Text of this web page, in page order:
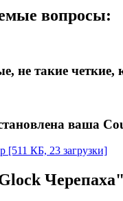
вопросы:
не такие четкие,
ваша
[511 КБ, 23 загрузки]
Черепаха"